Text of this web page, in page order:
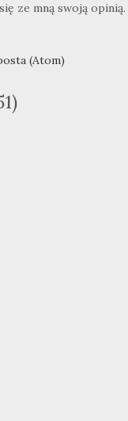
ze mną swoją opinią.
(Atom)